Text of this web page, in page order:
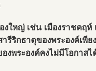
ใหญ่ เช่น เมืองราชคฤห์
ริกธาตุของพระองค์เพีย
งพระองค์คงไม่มีโอกาส